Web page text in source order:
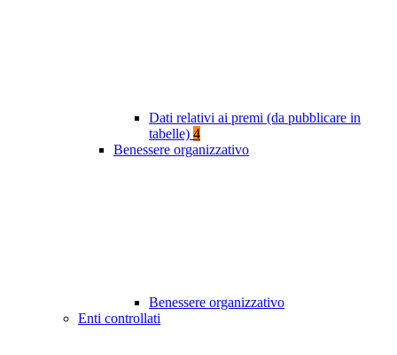
Dati relativi ai premi (da pubblicare in
tabelle) 4
Benessere organizzativo
Benessere organizzativo
Enti controllati